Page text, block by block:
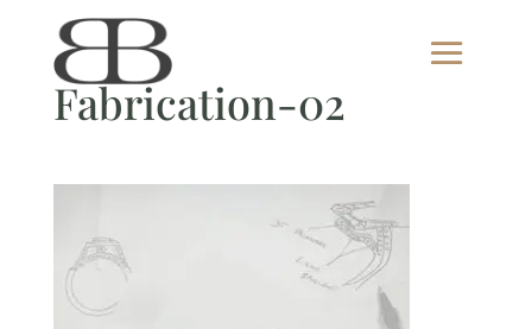
Fabrication-02